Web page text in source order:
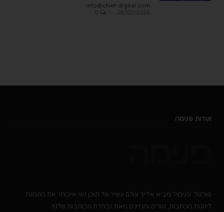
info@chief-digital.com
אודות פנימה
פורטל 'פנימה' מביא אלייך עולם עשיר של תוכן נשי איכותי. את מוזמנת
ליהנות מכתבות, טורים ומגזינים מאת נבחרת הכותבות שלנו!